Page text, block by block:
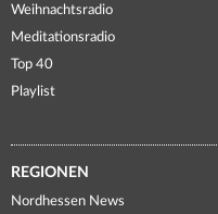
Weihnachtsradio
Meditationsradio
Top 40
Playlist
REGIONEN
Nordhessen News